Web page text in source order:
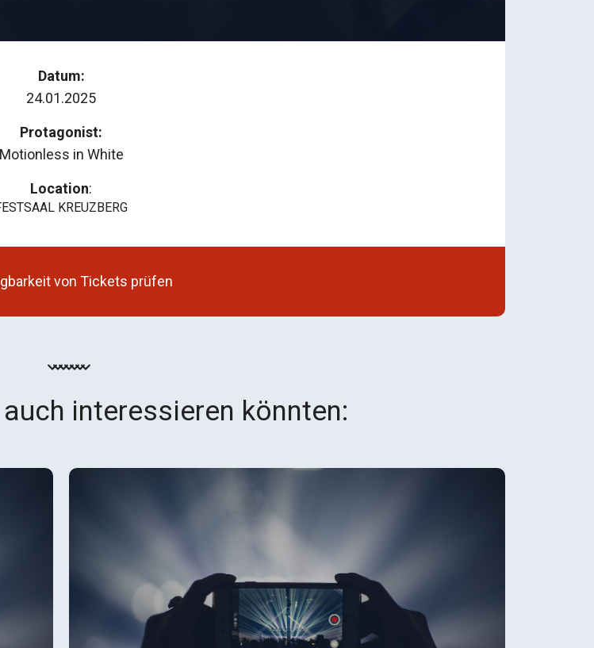
Datum:
24.01.2025
Protagonist:
Motionless in White
Location:
KREUZBERG
von Tickets prüfen
interessieren könnten: